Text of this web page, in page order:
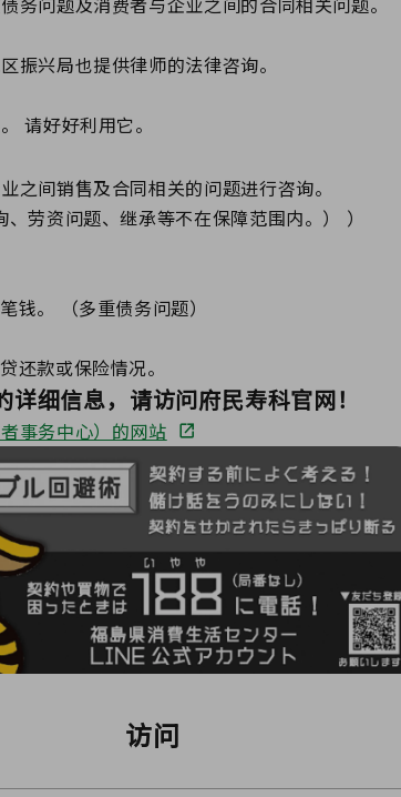
振兴局也提供律师的法律咨询。
请好好利用它。
之间销售及合同相关的问题进行咨询。
劳资问题、继承等不在保障范围内。） ）
钱。 （多重债务问题）
细信息，请访问府民寿科官网！
事务中心）的网站
访问